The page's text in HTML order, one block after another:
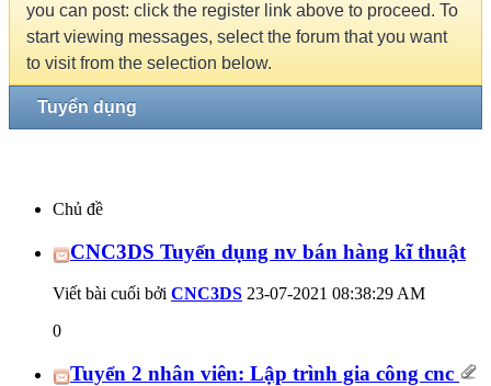
you can post: click the register link above to proceed. To
start viewing messages, select the forum that you want
to visit from the selection below.
Tuyển dụng
Chủ đề
CNC3DS Tuyển dụng nv bán hàng kĩ thuật
Viết bài cuối bởi CNC3DS 23-07-2021 08:38:29 AM
0
Tuyển 2 nhân viên: Lập trình gia công cnc